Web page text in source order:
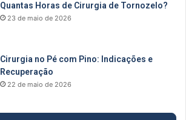
Quantas Horas de Cirurgia de Tornozelo?
23 de maio de 2026
Cirurgia no Pé com Pino: Indicações e
Recuperação
22 de maio de 2026